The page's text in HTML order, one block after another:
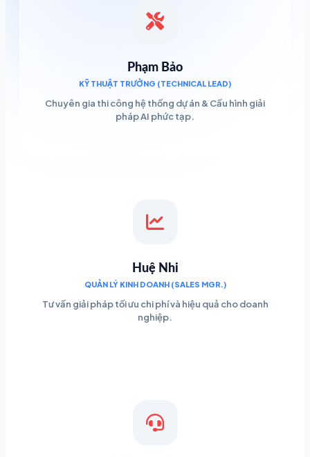
Phạm Bảo
KỸ THUẬT TRƯỞNG (TECHNICAL LEAD)
Chuyên gia thi công hệ thống dự án & Cấu hình giải
pháp AI phức tạp.
Huệ Nhi
QUẢN LÝ KINH DOANH (SALES MGR.)
Tư vấn giải pháp tối ưu chi phí và hiệu quả cho doanh
nghiệp.